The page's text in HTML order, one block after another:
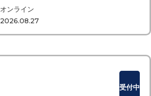
オンライン
2026.08.27
受付中